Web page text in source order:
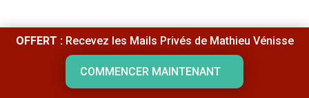
OFFERT :Recevez les Mails Privés de Mathieu Vénisse
COMMENCER MAINTENANT